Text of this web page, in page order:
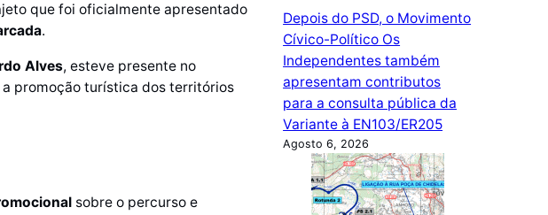
que foi oficialmente apresentado
.
Alves, esteve presente no
promoção turística dos territórios
sobre o percurso e
Depois do PSD, o Movimento
Cívico-Político Os
Independentes também
apresentam contributos
para a consulta pública da
Variante à EN103/ER205
Agosto 6, 2026